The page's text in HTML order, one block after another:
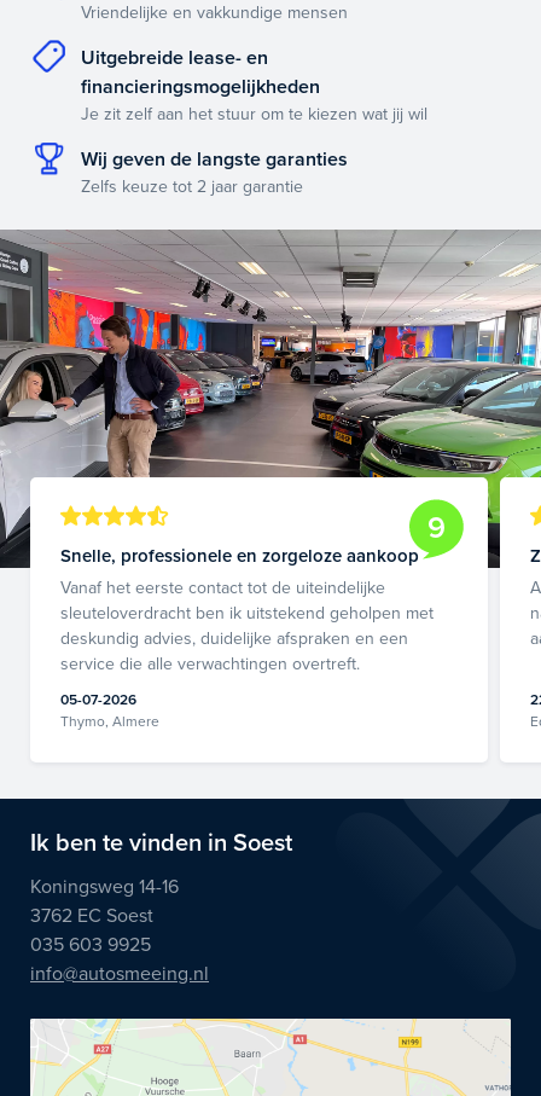
Vriendelijke en vakkundige mensen
Uitgebreide lease- en
financieringsmogelijkheden
Je zit zelf aan het stuur om te kiezen wat jij wil
Wij geven de langste garanties
Zelfs keuze tot 2 jaar garantie
9
Snelle, professionele en zorgeloze aankoop
Vanaf het eerste contact tot de uiteindelijke
sleuteloverdracht ben ik uitstekend geholpen met
deskundig advies, duidelijke afspraken en een
service die alle verwachtingen overtreft.
05-07-2026
Thymo, Almere
Ik ben te vinden in Soest
Koningsweg 14-16
3762 EC Soest
035 603 9925
info@autosmeeing.nl